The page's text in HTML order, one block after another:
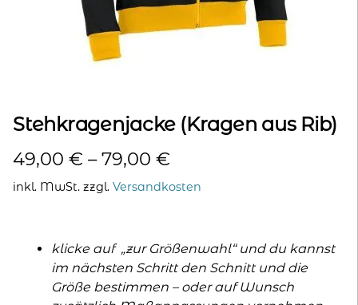
Stehkragenjacke (Kragen aus Rib)
49,00 € –79,00 €
inkl. MwSt. zzgl. Versandkosten
klicke auf „zur Größenwahl“ und du kannst
im nächsten Schritt den Schnitt und die
Größe bestimmen – oder auf Wunsch